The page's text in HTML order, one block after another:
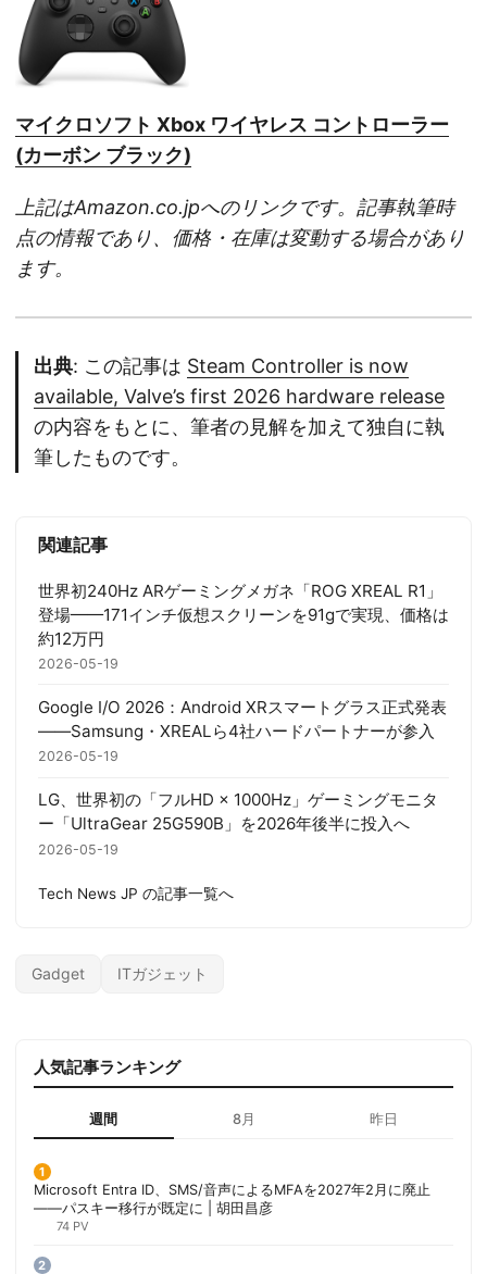
マイクロソフト Xbox ワイヤレス コントローラー
(カーボン ブラック)
上記はAmazon.co.jpへのリンクです。記事執筆時
点の情報であり、価格・在庫は変動する場合があり
ます。
出典: この記事は Steam Controller is now
available, Valve’s first 2026 hardware release
の内容をもとに、筆者の見解を加えて独自に執
筆したものです。
関連記事
世界初240Hz ARゲーミングメガネ「ROG XREAL R1」
登場——171インチ仮想スクリーンを91gで実現、価格は
約12万円
2026-05-19
Google I/O 2026：Android XRスマートグラス正式発表
——Samsung・XREALら4社ハードパートナーが参入
2026-05-19
LG、世界初の「フルHD × 1000Hz」ゲーミングモニタ
ー「UltraGear 25G590B」を2026年後半に投入へ
2026-05-19
Tech News JP の記事一覧へ
Gadget ITガジェット
人気記事ランキング
週間 8月 昨日
Microsoft Entra ID、SMS/音声によるMFAを2027年2月に廃止
——パスキー移行が既定に | 胡田昌彦
74 PV